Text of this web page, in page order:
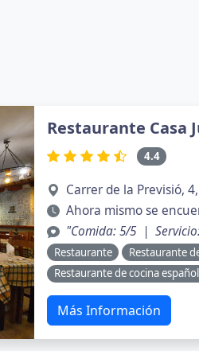
Restaurante Casa
4.4
Carrer de la Previsió,
Ahora mismo se
"Comida: 5/5 |
Restaurante Restaurante
Restaurante de cocina
Más Información